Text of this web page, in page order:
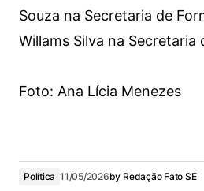
Souza na Secretaria de
Willams Silva na Secretaria
Foto: Ana Lícia Menezes
Política 11/05/2026by Redação Fato SE